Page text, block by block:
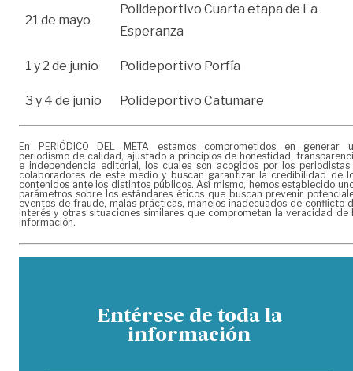
21 de mayo
Polideportivo Cuarta etapa de La
Esperanza
1 y 2 de junio Polideportivo Porfía
3 y 4 de junio Polideportivo Catumare
En PERIÓDICO DEL META estamos comprometidos en generar
periodismo de calidad, ajustado a principios de honestidad,
e independencia editorial, los cuales son acogidos por los periodistas
colaboradores de este medio y buscan garantizar la credibilidad de
contenidos ante los distintos públicos. Así mismo, hemos establecido
parámetros sobre los estándares éticos que buscan prevenir
eventos de fraude, malas prácticas, manejos inadecuados de conflicto
interés y otras situaciones similares que comprometan la veracidad de
información.
Entérese de toda la
información